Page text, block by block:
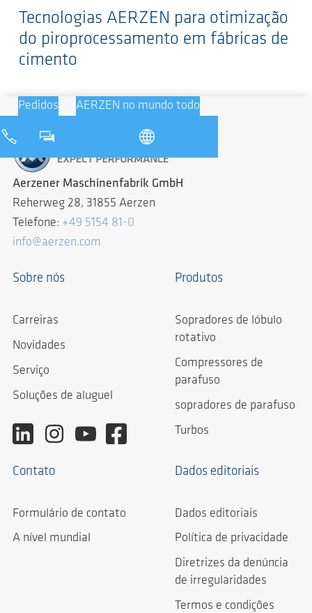
Tecnologias AERZEN para otimização
do piroprocessamento em fábricas de
cimento
Pedidos AERZEN no mundo todo
Aerzener Maschinenfabrik GmbH
Reherweg 28, 31855 Aerzen
Telefone: +49 5154 81-0
info@aerzen.com
Sobre nós
Carreiras
Novidades
Serviço
Soluções de aluguel
Produtos
Sopradores de lóbulo
rotativo
Compressores de
parafuso
sopradores de parafuso
Turbos
Contato
Formulário de contato
A nível mundial
Dados editoriais
Dados editoriais
Política de privacidade
Diretrizes da denúncia
de irregularidades
Termos e condições